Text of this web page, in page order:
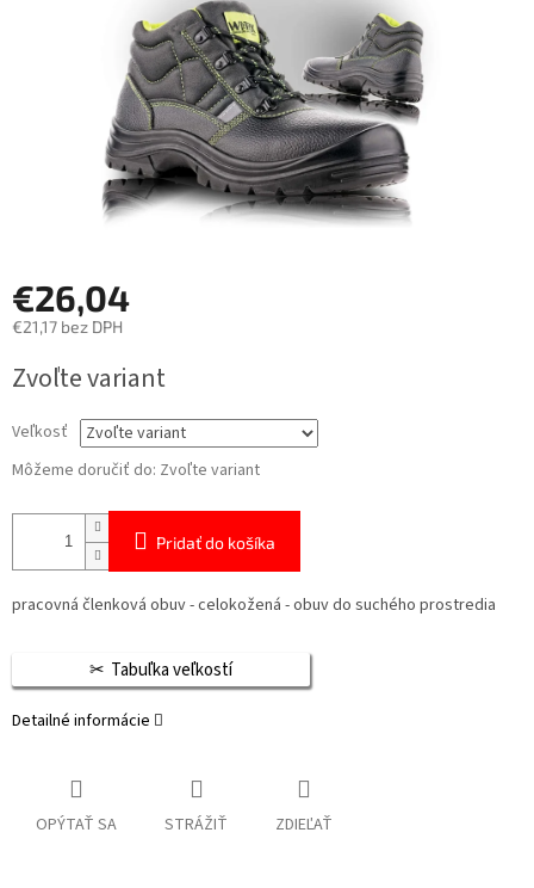
€26,04
€21,17 bez DPH
cena:
Zvoľte variant
Veľkosť
Môžeme doručiť do: Zvoľte variant
Pridať do košíka
pracovná členková obuv - celokožená - obuv do suchého prostredia
Tabuľka veľkostí
Detailné informácie
OPÝTAŤ SA STRÁŽIŤ ZDIEĽAŤ